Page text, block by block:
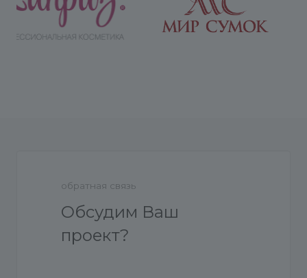
обратная связь
Обсудим Ваш
проект?